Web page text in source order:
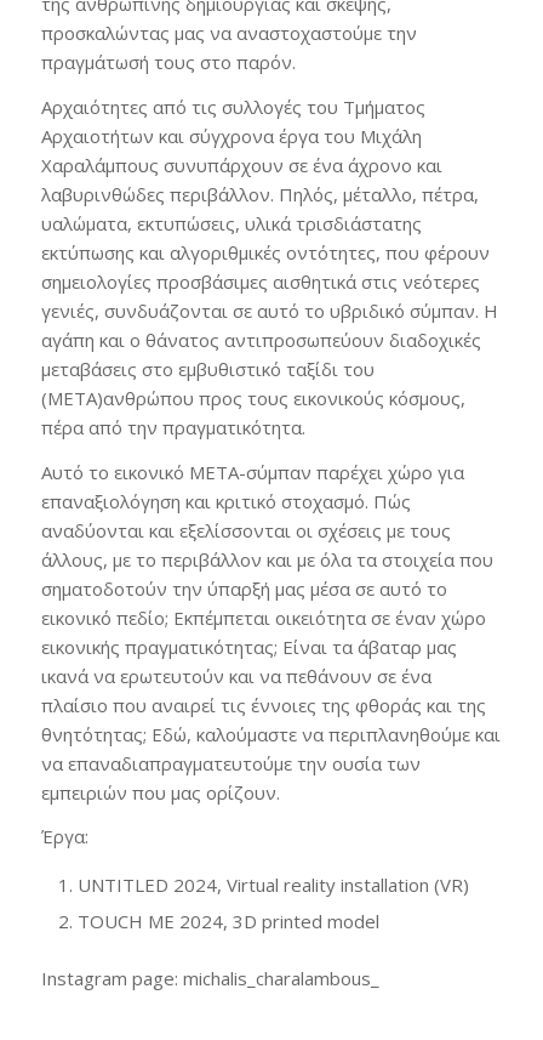
προσκαλώντας μας να αναστοχαστούμε την
πραγμάτωσή τους στο παρόν.
Αρχαιότητες από τις συλλογές του Τμήματος
Αρχαιοτήτων και σύγχρονα έργα του Μιχάλη
Χαραλάμπους συνυπάρχουν σε ένα άχρονο και
λαβυρινθώδες περιβάλλον. Πηλός, μέταλλο, πέτρα,
υαλώματα, εκτυπώσεις, υλικά τρισδιάστατης
εκτύπωσης και αλγοριθμικές οντότητες, που φέρουν
σημειολογίες προσβάσιμες αισθητικά στις νεότερες
γενιές, συνδυάζονται σε αυτό το υβριδικό σύμπαν. Η
αγάπη και ο θάνατος αντιπροσωπεύουν διαδοχικές
μεταβάσεις στο εμβυθιστικό ταξίδι του
(META)ανθρώπου προς τους εικονικούς κόσμους,
πέρα από την πραγματικότητα.
Αυτό το εικονικό META-σύμπαν παρέχει χώρο για
επαναξιολόγηση και κριτικό στοχασμό. Πώς
αναδύονται και εξελίσσονται οι σχέσεις με τους
άλλους, με το περιβάλλον και με όλα τα στοιχεία που
σηματοδοτούν την ύπαρξή μας μέσα σε αυτό το
εικονικό πεδίο; Εκπέμπεται οικειότητα σε έναν χώρο
εικονικής πραγματικότητας; Είναι τα άβαταρ μας
ικανά να ερωτευτούν και να πεθάνουν σε ένα
πλαίσιο που αναιρεί τις έννοιες της φθοράς και της
θνητότητας; Εδώ, καλούμαστε να περιπλανηθούμε και
να επαναδιαπραγματευτούμε την ουσία των
εμπειριών που μας ορίζουν.
Έργα:
UNTITLED 2024, Virtual reality installation (VR)
TOUCH ME 2024, 3D printed model
Instagram page: michalis_charalambous_